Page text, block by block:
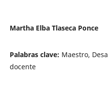
Martha Elba Tlaseca Ponce
Palabras clave: Maestro,
docente